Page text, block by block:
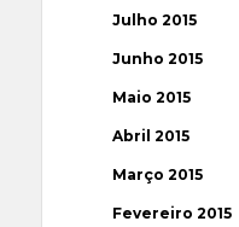
Julho 2015
Junho 2015
Maio 2015
Abril 2015
Março 2015
Fevereiro 2015